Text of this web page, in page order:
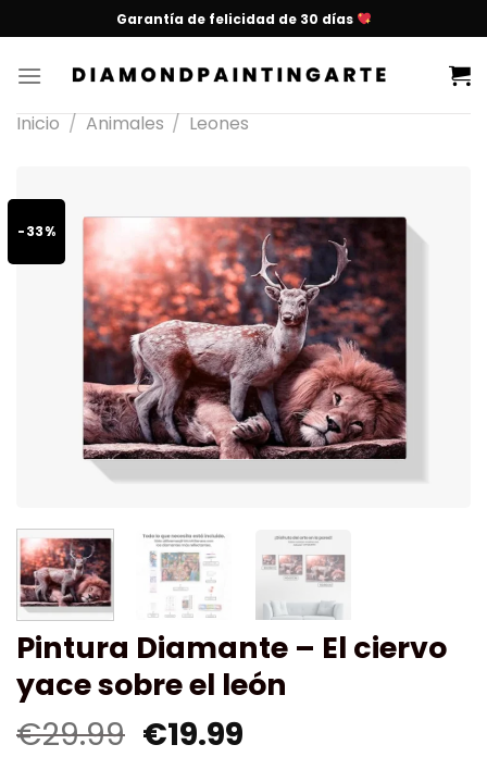
Garantía de felicidad de 30 días
Inicio / Animales / Leones
-33%
Pintura Diamante – El ciervo
yace sobre el león
€29.99 €19.99